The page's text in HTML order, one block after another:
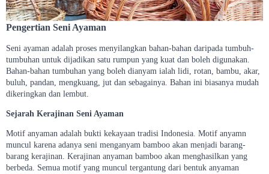
Pengertian Seni Ayaman
Seni ayaman adalah proses menyilangkan bahan-bahan daripada tumbuh-
tumbuhan untuk dijadikan satu rumpun yang kuat dan boleh digunakan.
Bahan-bahan tumbuhan yang boleh dianyam ialah lidi, rotan, bambu, akar,
buluh, pandan, mengkuang, jut dan sebagainya. Bahan ini biasanya mudah
dikeringkan dan lembut.
Sejarah Kerajinan Seni Ayaman
Motif anyaman adalah bukti kekayaan tradisi Indonesia. Motif anyamn
muncul karena adanya seni menganyam bamboo akan menjadi barang-
barang kerajinan. Kerajinan anyaman bamboo akan menghasilkan yang
berbeda. Semua motif yang muncul tergantung dari bentuk anyaman